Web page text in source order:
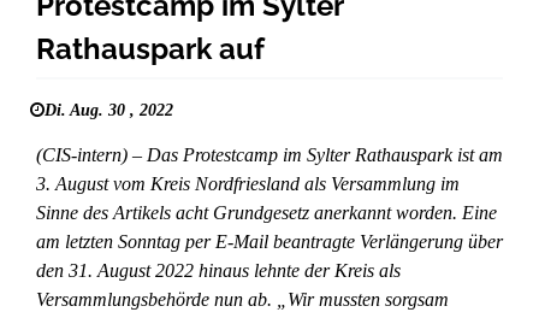
Rathauspark auf
Di. Aug. 30 , 2022
(CIS-intern) – Das Protestcamp im Sylter Rathauspark ist am
3. August vom Kreis Nordfriesland als Versammlung im
Sinne des Artikels acht Grundgesetz anerkannt worden. Eine
am letzten Sonntag per E-Mail beantragte Verlängerung über
den 31. August 2022 hinaus lehnte der Kreis als
Versammlungsbehörde nun ab. „Wir mussten sorgsam